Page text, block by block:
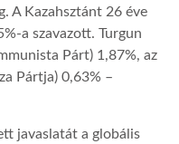
A Kazahsztánt 26 éve
a szavazott. Turgun
Párt) 1,87%, az
Pártja) 0,63% –
javaslatát a globális